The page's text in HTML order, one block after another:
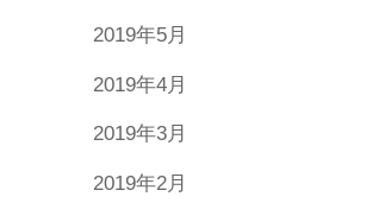
2019年5月
2019年4月
2019年3月
2019年2月